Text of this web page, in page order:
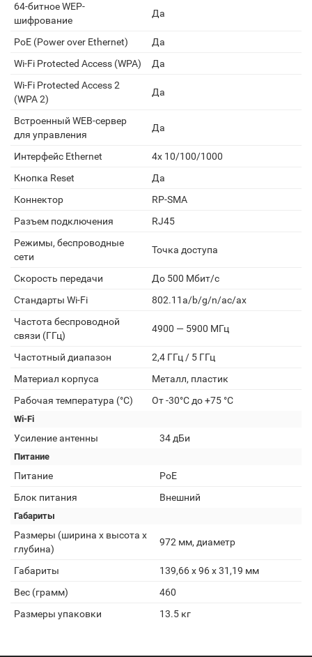
64-битное WEP-
шифрование
Да
PoE (Power over Ethernet)
Да
Wi-Fi Protected Access (WPA)
Да
Wi-Fi Protected Access 2
(WPA 2)
Да
Встроенный WEB-сервер
для управления
Да
Интерфейс Ethernet
4x 10/100/1000
Кнопка Reset
Да
Коннектор
RP-SMA
Разъем подключения
RJ45
Режимы, беспроводные
сети
Точка доступа
Скорость передачи
До 500 Мбит/с
Стандарты Wi-Fi
802.11a/b/g/n/ac/ax
Частота беспроводной
связи (ГГц)
4900 — 5900 МГц
Частотный диапазон
2,4 ГГц / 5 ГГц
Материал корпуса
Металл, пластик
Рабочая температура (°C)
От -30°С до +75 °С
Wi-Fi
Усиление антенны 34 дБи
Питание
Питание
PoE
Блок питания
Внешний
Габариты
Размеры (ширина x высота x
глубина)
972 мм, диаметр
Габариты
139,66 х 96 х 31,19 мм
Вес (грамм)
460
Размеры упаковки
13.5 кг